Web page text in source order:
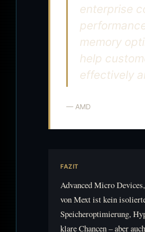
enterprise
memory
help
effectively
— AMD
FAZIT
Advanced Micro
von Mext ist kein
Speicheroptimierung,
klare Chancen – aber